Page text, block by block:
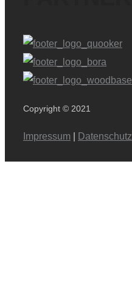
Copyright © 2021
Impressum Datenschutz